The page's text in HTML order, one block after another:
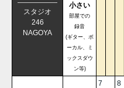
スタジオ
246
NAGOYA
小さい
部屋での
録音
(ギター、ボ
ーカル、ミ
ックスダウ
ン等)
7 8